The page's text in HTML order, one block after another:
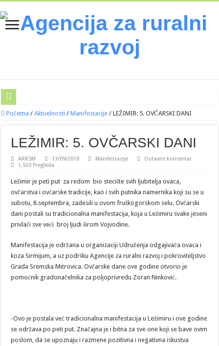
Početna / Aktuelnosti / Manifestacije / LEŽIMIR: 5. OVČARSKI DANI
LEŽIMIR: 5. OVČARSKI DANI
ARRSM 13/09/2018 Manifestacije
Ostavite komentar
1,520 Pregleda
Ležimir je peti put za redom bio stecište svih ljubitelja ovaca,
ovčarstva i ovčarske tradicije, kao i svih putnika namernika koji su se u
subotu, 8.septembra, zadesili u ovom fruškogorskom selu. Ovčarski
dani postali su tradicionalna manifestacija, koja u Ležimiru svake jeseni
privlači sve veći broj ljudi širom Vojvodine.
Manifestacija je održana u organizaciji Udruženja odgajivača ovaca i
koza Sirmijum, a uz podršku Agencije za ruralni razvoj i pokroviteljstvo
Grada Sremska Mitrovica. Ovčarske dane ove godine otvorio je
pomoćnik gradonačelnika za poljoprivredu Zoran Ninković.
-Ovo je postala već tradicionalna manifestacija u Ležimiru i ove godine
se održava po peti put. Značajna je i bitna za sve one koji se bave ovim
poslom, da se upoznaju i razmene pozitivna i negativna iskustva